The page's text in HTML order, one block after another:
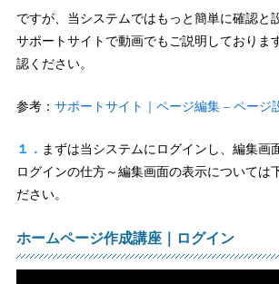
ですが、当システムではもっと簡単に確認と
サポートサイトで動画でもご説明しておりま
認ください。
参考： サポートサイト｜ページ編集 – ページ
１． まずは当システムにログインし、編集画
ログインの仕方～編集画面の表示については
ださい。
ホームページ作成講座｜ログイン